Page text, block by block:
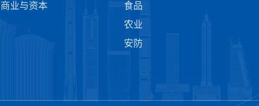
商业与资本
食品
农业
安防